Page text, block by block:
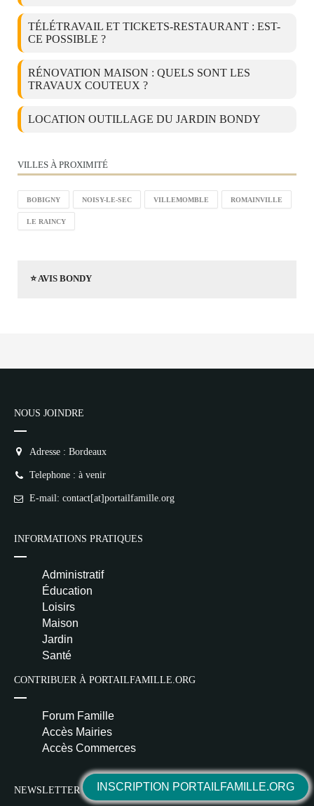
TÉLÉTRAVAIL ET TICKETS-RESTAURANT : EST-
CE POSSIBLE ?
RÉNOVATION MAISON : QUELS SONT LES
TRAVAUX COUTEUX ?
LOCATION OUTILLAGE DU JARDIN BONDY
VILLES À PROXIMITÉ
BOBIGNY NOISY-LE-SEC VILLEMOMBLE ROMAINVILLE
LE RAINCY
⭐ AVIS BONDY
INSCRIPTION PORTAILFAMILLE.ORG
NOUS JOINDRE
Adresse : Bordeaux
Telephone : à venir
E-mail: contact[at]portailfamille.org
INFORMATIONS PRATIQUES
Administratif
Éducation
Loisirs
Maison
Jardin
Santé
CONTRIBUER À PORTAILFAMILLE.ORG
Forum Famille
Accès Mairies
Accès Commerces
NEWSLETTER